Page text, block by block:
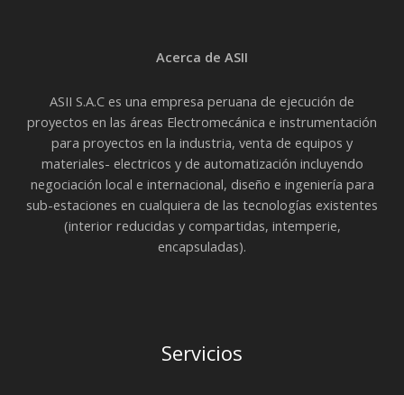
Acerca de ASII
ASII S.A.C es una empresa peruana de ejecución de
proyectos en las áreas Electromecánica e instrumentación
para proyectos en la industria, venta de equipos y
materiales- electricos y de automatización incluyendo
negociación local e internacional, diseño e ingeniería para
sub-estaciones en cualquiera de las tecnologías existentes
(interior reducidas y compartidas, intemperie,
encapsuladas).
Servicios